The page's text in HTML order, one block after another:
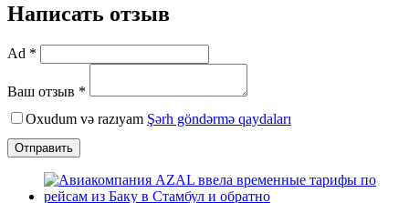
Написать отзыв
Ad *
Ваш отзыв *
Oxudum və razıyam Şərh göndərmə qaydaları
Отправить